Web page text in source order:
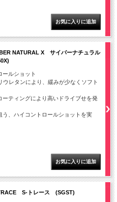
NATURAL X サイバーナチュラル
ールショット
ウレタンにより、緩みが少なくソフト
ーティングにより高いドライブせを発
う、ハイコントロールショットを実
S-トレース (SGST)